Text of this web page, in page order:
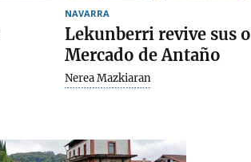
NAVARRA
Lekunberri revive sus
Mercado de Antaño
Nerea Mazkiaran